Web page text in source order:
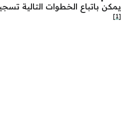
يمكن باتباع الخطوات التالية
[1]